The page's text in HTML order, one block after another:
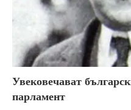
Увековечават
парламент